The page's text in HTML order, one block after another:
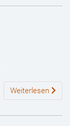
Weiterlesen